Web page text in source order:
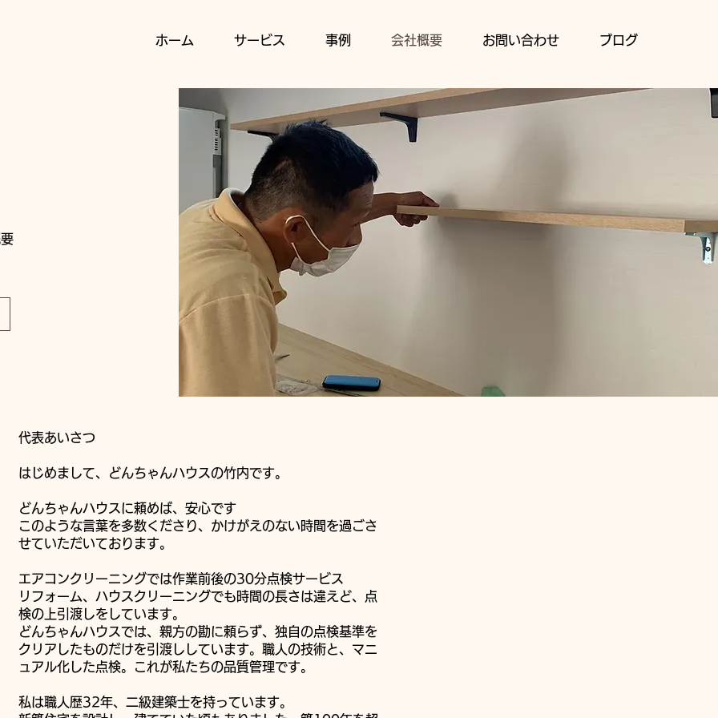
ホーム サービス 事例 会社概要 お問い合わせ ブログ
代表あいさつ
はじめまして、どんちゃんハウスの竹内です。
どんちゃんハウスに頼めば、安心です
このような言葉を多数くださり、かけがえのない時間を過ごさ
せていただいております。
エアコンクリーニングでは作業前後の30分点検サービス
リフォーム、ハウスクリーニングでも時間の長さは違えど、点
検の上引渡しをしています。​
どんちゃんハウスでは、親方の勘に頼らず、独自の点検基準を
クリアしたものだけを引渡ししています。職人の技術と、マニ
ュアル化した点検。これが私たちの品質管理です。
私は職人歴32年、二級建築士を持っています。